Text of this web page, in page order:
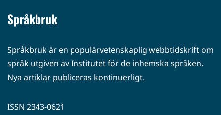
Språkbruk
Språkbruk är en populärvetenskaplig webbtidskrift om
språk utgiven av Institutet för de inhemska språken.
Nya artiklar publiceras kontinuerligt.
ISSN 2343-0621